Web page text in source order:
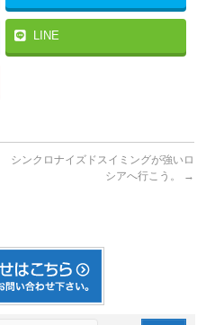
LINE
シンクロナイズドスイミングが強いロ
シアへ行こう。
→